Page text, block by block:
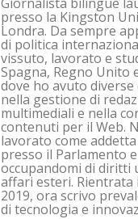
presso la Kingston
Londra. Da sempre
di politica
vissuto, lavorato e
Spagna, Regno Unito
dove ho avuto diverse
nella gestione di
multimediali e nella
contenuti per il Web.
lavorato come
presso il Parlamento
occupandomi di diritti
affari esteri. Rientrata
2019, ora scrivo
di tecnologia e